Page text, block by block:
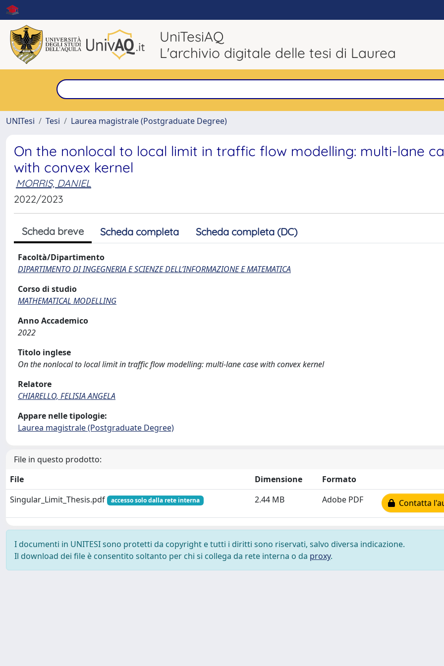
UniTesiAQ
L'archivio digitale delle tesi di Laurea
UNITesi
Tesi Laurea magistrale (Postgraduate Degree)
On the nonlocal to local limit in traffic flow modelling: multi-lane
with convex kernel
MORRIS, DANIEL
2022/2023
Scheda breve Scheda completa Scheda completa (DC)
Facoltà/Dipartimento
DIPARTIMENTO DI INGEGNERIA E SCIENZE DELL’INFORMAZIONE E MATEMATICA
Corso di studio
MATHEMATICAL MODELLING
Anno Accademico
2022
Titolo inglese
On the nonlocal to local limit in traffic flow modelling: multi-lane case with convex kernel
Relatore
CHIARELLO, FELISIA ANGELA
Appare nelle tipologie:
Laurea magistrale (Postgraduate Degree)
File in questo prodotto:
File
Dimensione
Formato
Singular_Limit_Thesis.pdf
accesso solo dalla rete interna 2.44 MB Adobe PDF Contatta
I documenti in UNITESI sono protetti da copyright e tutti i diritti sono riservati, salvo diversa indicazione.
Il download dei file è consentito soltanto per chi si collega da rete interna o da proxy.